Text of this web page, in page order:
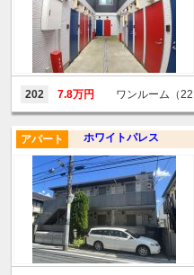
202 7.8万円 ワンルーム（
ホワイトパレス
アパート